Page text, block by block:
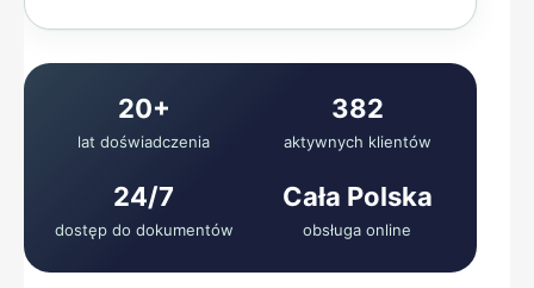
20+
lat doświadczenia
382
aktywnych klientów
24/7
dostęp do dokumentów
Cała Polska
obsługa online